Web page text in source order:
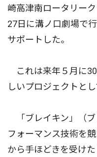
崎高津南ロータリー
27日に溝ノ口劇場で
サポートした。
これは来年５月に
しいプロジェクトと
「ブレイキン」（ブ
フォーマンス技術を
から手ほどきを受け